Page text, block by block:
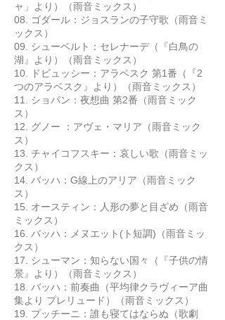
ャ」より）（雨音ミックス）
08. ゴダール：ジョスランの子守歌（雨音ミ
ックス）
09. シューベルト：セレナーデ（『白鳥の
湖』より）（雨音ミックス）
10. ドビュッシー：アラベスク 第1番（『2
つのアラベスク』より）（雨音ミックス）
11. ショパン：夜想曲 第2番（雨音ミック
ス）
12. グノー ：アヴェ・マリア（雨音ミック
ス）
13. チャイコフスキー：哀しい歌（雨音ミッ
クス）
14. バッハ：G線上のアリア（雨音ミック
ス）
15. オースティン：人形の夢と目ざめ（雨音
ミックス）
16. バッハ：メヌエット(ト短調)（雨音ミッ
クス）
17. シューマン：知らない国々（『子供の情
景』より）（雨音ミックス）
18. バッハ：前奏曲（平均律クラヴィーア曲
集より プレリュード）（雨音ミックス）
19. プッチーニ：誰も寝てはならぬ（歌劇